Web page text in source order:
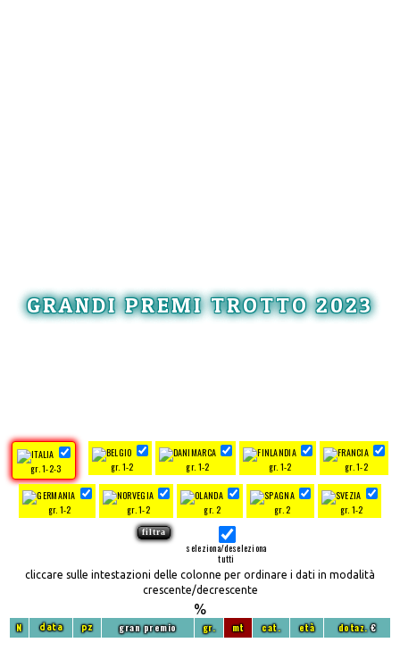
GRANDI PREMI TROTTO 2023
gr. 1-2-3 gr. 1-2 gr. 1-2 gr. 1-2 gr. 1-2
gr. 1-2 gr. 1-2 gr. 2 gr. 2 gr. 1-2
seleziona/deseleziona
tutti
cliccare sulle intestazioni delle colonne per ordinare i dati in modalità
crescente/decrescente
%
N data pz gran premio gr. mt cat. età dotaz.€